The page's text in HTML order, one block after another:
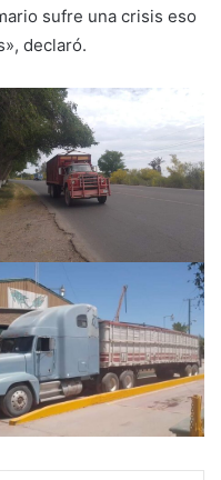
sufre una crisis eso
declaró.